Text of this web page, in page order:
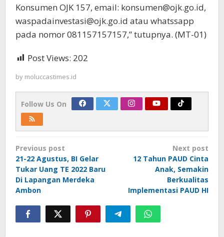
Konsumen OJK 157, email: konsumen@ojk.go.id,
waspadainvestasi@ojk.go.id atau whatssapp
pada nomor 081157157157,” tutupnya. (MT-01)
Post Views: 202
by moluccastimes.id
Follow Us On
Post
navigation
Previous post
21-22 Agustus, BI Gelar
Tukar Uang TE 2022 Baru
Di Lapangan Merdeka
Ambon
Next post
12 Tahun PAUD Cinta
Anak, Semakin
Berkualitas
Implementasi PAUD HI